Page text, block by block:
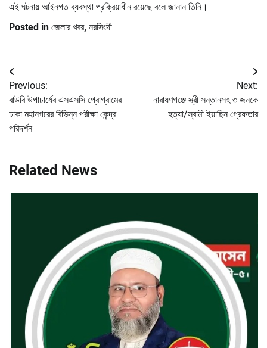
এই ঘটনায় আইনগত ব্যবস্থা প্রক্রিয়াধীন রয়েছে বলে জানান তিনি।
Posted in জেলার খবর, নরসিংদী
Post
navigation
Previous:
বাউবি উপাচার্যের এসএসসি প্রোগ্রামের
ঢাকা মহানগরের বিভিন্ন পরীক্ষা কেন্দ্র
পরিদর্শন
Next:
নারায়ণগঞ্জে স্ত্রী সন্তানসহ ৩ জনকে
হত্যা/স্বামী ইয়াছিন গ্রেফতার
Related News